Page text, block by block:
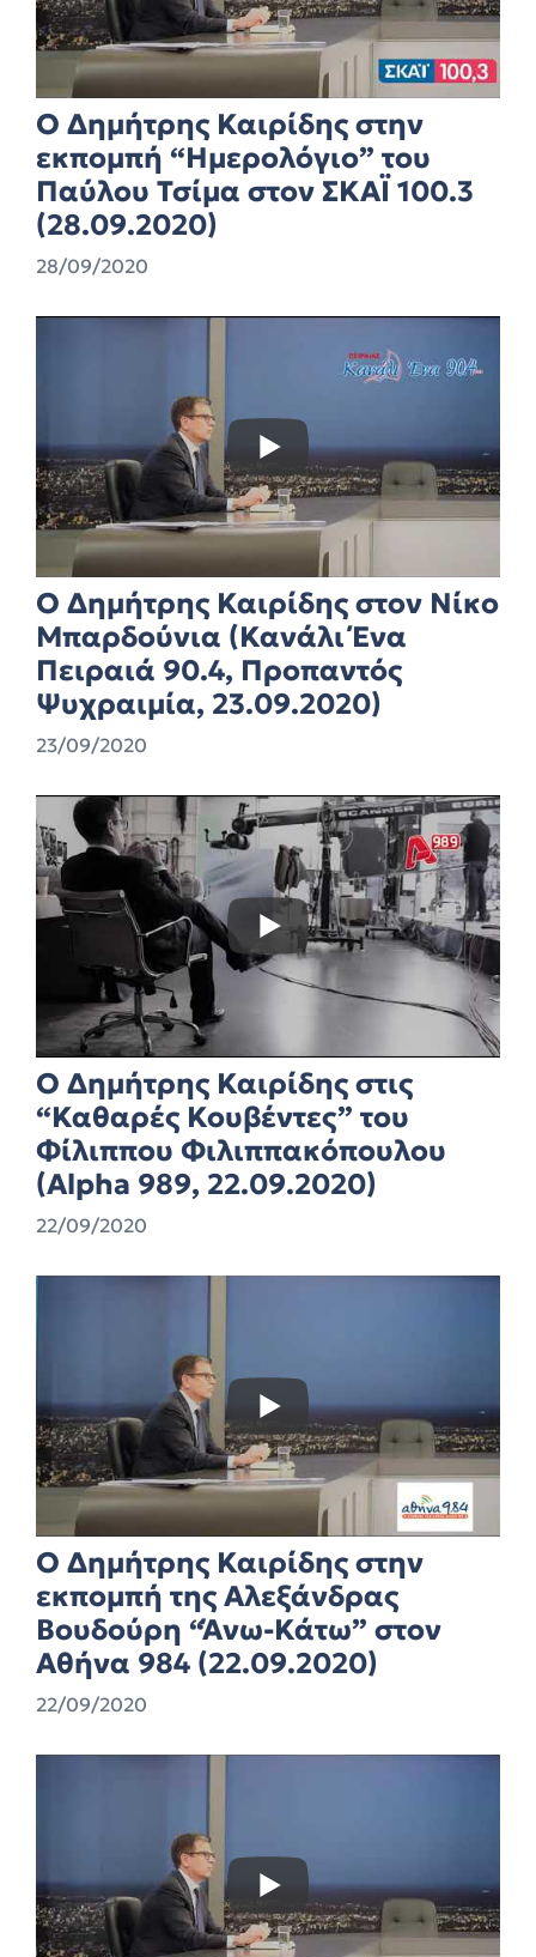
Ο Δημήτρης Καιρίδης στην
εκπομπή “Ημερολόγιο” του
Παύλου Τσίμα στον ΣΚΑΪ 100.3
(28.09.2020)
28/09/2020
Ο Δημήτρης Καιρίδης στον Νίκο
Μπαρδούνια (Κανάλι Ένα
Πειραιά 90.4, Προπαντός
Ψυχραιμία, 23.09.2020)
23/09/2020
Ο Δημήτρης Καιρίδης στις
“Καθαρές Κουβέντες” του
Φίλιππου Φιλιππακόπουλου
(Alpha 989, 22.09.2020)
22/09/2020
Ο Δημήτρης Καιρίδης στην
εκπομπή της Αλεξάνδρας
Βουδούρη “Άνω-Κάτω” στον
Αθήνα 984 (22.09.2020)
22/09/2020